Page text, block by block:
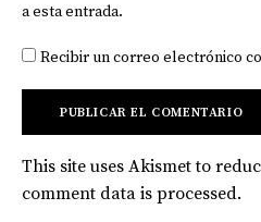
a esta entrada.
Recibir un correo electrónico
This site uses Akismet to
comment data is processed.